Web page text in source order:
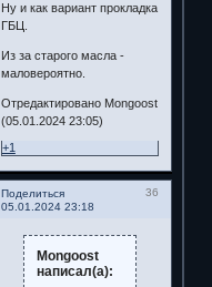
Ну и как вариант прокладка
ГБЦ.
Из за старого масла -
маловероятно.
Отредактировано Mongoost
(05.01.2024 23:05)
+1
Поделиться
36
05.01.2024 23:18
Mongoost
написал(а):